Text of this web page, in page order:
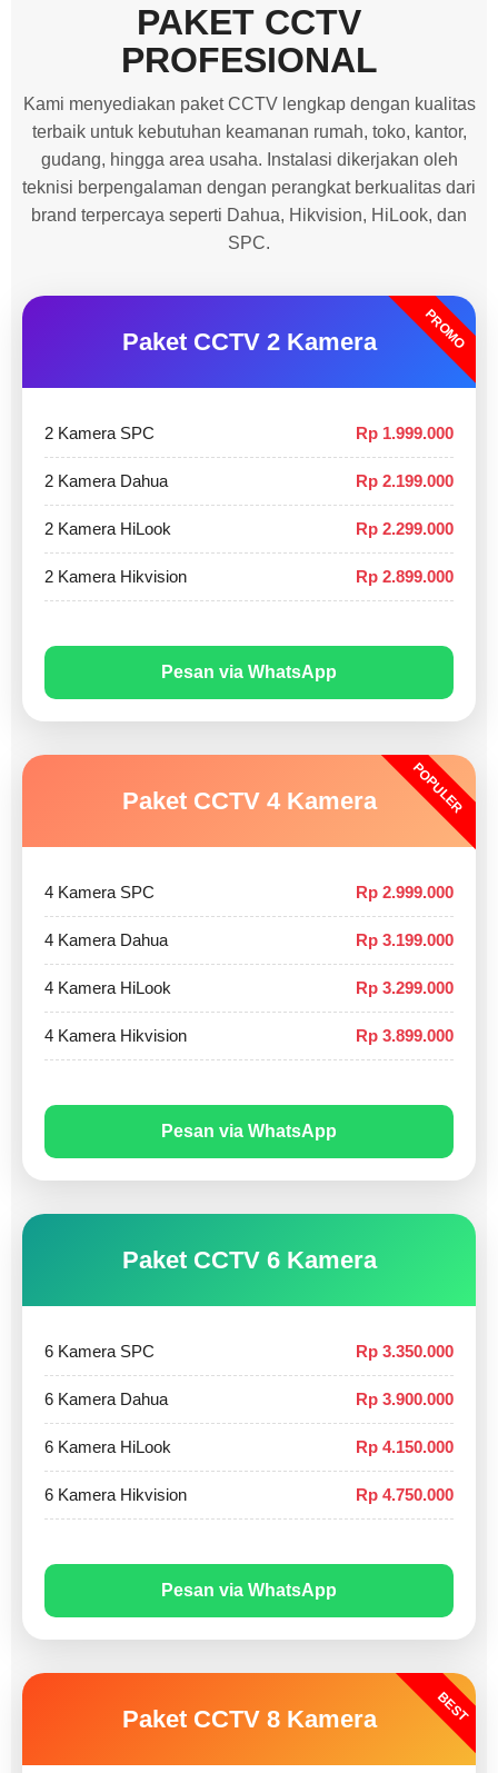
PAKET CCTV
PROFESIONAL
Kami menyediakan paket CCTV lengkap dengan kualitas
terbaik untuk kebutuhan keamanan rumah, toko, kantor,
gudang, hingga area usaha. Instalasi dikerjakan oleh
teknisi berpengalaman dengan perangkat berkualitas dari
brand terpercaya seperti Dahua, Hikvision, HiLook, dan
SPC.
PROMO
Paket CCTV 2 Kamera
2 Kamera SPC Rp 1.999.000
2 Kamera Dahua Rp 2.199.000
2 Kamera HiLook Rp 2.299.000
2 Kamera Hikvision Rp 2.899.000
Pesan via WhatsApp
POPULER
Paket CCTV 4 Kamera
4 Kamera SPC Rp 2.999.000
4 Kamera Dahua Rp 3.199.000
4 Kamera HiLook Rp 3.299.000
4 Kamera Hikvision Rp 3.899.000
Pesan via WhatsApp
Paket CCTV 6 Kamera
6 Kamera SPC Rp 3.350.000
6 Kamera Dahua Rp 3.900.000
6 Kamera HiLook Rp 4.150.000
6 Kamera Hikvision Rp 4.750.000
Pesan via WhatsApp
BEST
Paket CCTV 8 Kamera